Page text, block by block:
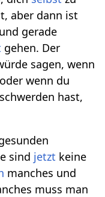
aber dann ist
gerade
gehen. Der
sagen, wenn
wenn du
hast,
sind jetzt keine
manches und
muss man